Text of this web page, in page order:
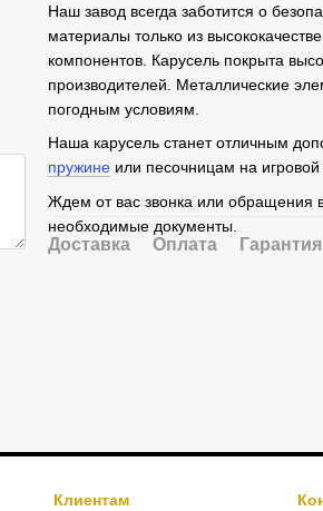
Наш завод всегда заботится о
материалы только из
компонентов. Карусель покрыта
производителей. Металлические
погодным условиям.
Наша карусель станет отличным
пружине или песочницам на
Ждем от вас звонка или обращения
необходимые документы.
Доставка Оплата Гарантия
Клиентам